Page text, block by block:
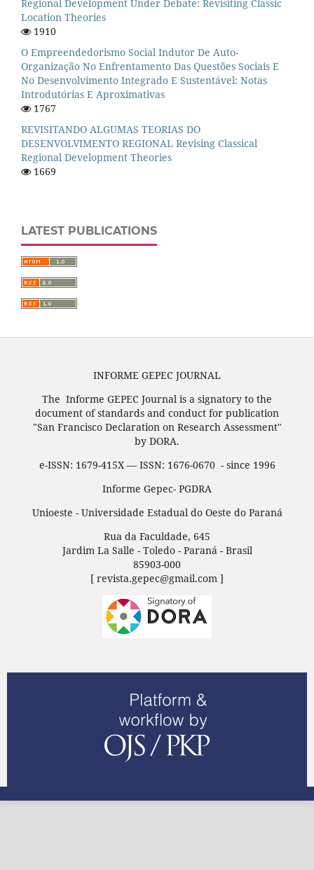
Regional Development Under Debate: Revisiting Classic
Location Theories
1910
O Empreendedorismo Social Indutor De Auto-
Organização No Enfrentamento Das Questões Sociais E
No Desenvolvimento Integrado E Sustentável: Notas
Introdutórias E Aproximativas
1767
REVISITANDO ALGUMAS TEORIAS DO
DESENVOLVIMENTO REGIONAL Revising Classical
Regional Development Theories
1669
LATEST PUBLICATIONS
INFORME GEPEC JOURNAL
The Informe GEPEC Journal is a signatory to the
document of standards and conduct for publication
"San Francisco Declaration on Research Assessment"
by DORA.
e-ISSN: 1679-415X — ISSN: 1676-0670 - since 1996
Informe Gepec- PGDRA
Unioeste - Universidade Estadual do Oeste do Paraná
Rua da Faculdade, 645
Jardim La Salle - Toledo - Paraná - Brasil
85903-000
[ revista.gepec@gmail.com ]